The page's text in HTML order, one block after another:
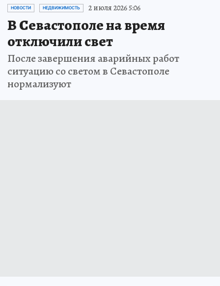
НОВОСТИ НЕДВИЖИМОСТЬ 2 июля 2026 5:06
В Севастополе на время
отключили свет
После завершения аварийных работ
ситуацию со светом в Севастополе
нормализуют